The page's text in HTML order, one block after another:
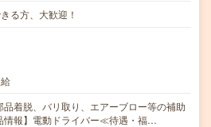
る方、大歓迎！
品着脱、バリ取り、エアーブロー等の補助
情報】電動ドライバー≪待遇・福…